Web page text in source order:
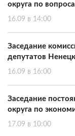
округа по
16.09 в 14:00
Заседание
депутатов
16.09 в 16:00
Заседание
округа по
17.09 в 10:00